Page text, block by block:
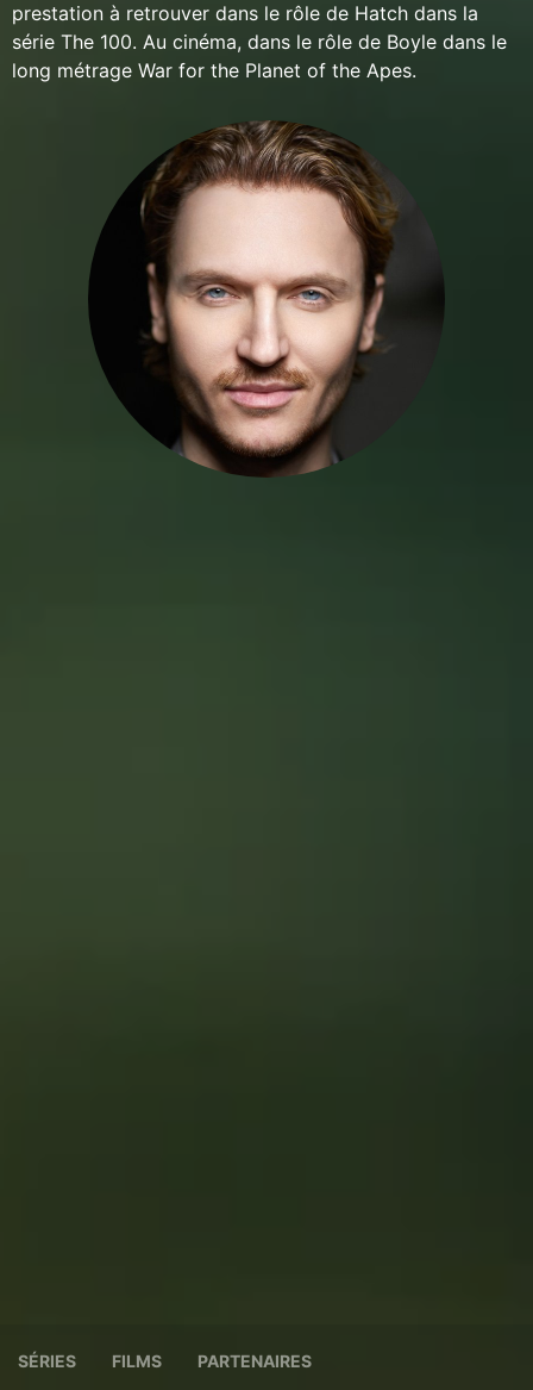
prestation à retrouver dans le rôle de Hatch dans la
série The 100. Au cinéma, dans le rôle de Boyle dans le
long métrage War for the Planet of the Apes.
SÉRIES FILMS PARTENAIRES